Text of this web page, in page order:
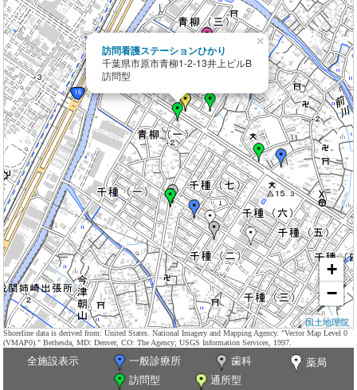
訪問看護ステーションひかり
千葉県市原市青柳1-2-13井上ビルB
訪問型
×
+
−
国土地理院
Shoreline data is derived from: United States. National Imagery and Mapping Agency. "Vector Map Level 0
(VMAP0)." Bethesda, MD: Denver, CO: The Agency; USGS Information Services, 1997.
全施設表示 一般診療所 歯科
薬局
訪問型
通所型